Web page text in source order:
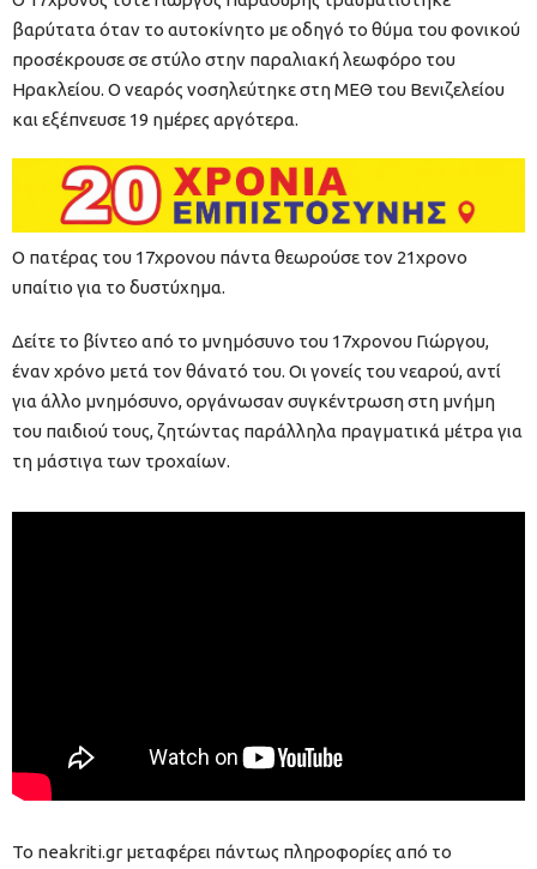
βαρύτατα όταν το αυτοκίνητο με οδηγό το θύμα του φονικού
προσέκρουσε σε στύλο στην παραλιακή λεωφόρο του
Ηρακλείου. Ο νεαρός νοσηλεύτηκε στη ΜΕΘ του Βενιζελείου
και εξέπνευσε 19 ημέρες αργότερα.
Ο πατέρας του 17χρονου πάντα θεωρούσε τον 21χρονο
υπαίτιο για το δυστύχημα.
Δείτε το βίντεο από το μνημόσυνο του 17χρονου Γιώργου,
έναν χρόνο μετά τον θάνατό του. Οι γονείς του νεαρού, αντί
για άλλο μνημόσυνο, οργάνωσαν συγκέντρωση στη μνήμη
του παιδιού τους, ζητώντας παράλληλα πραγματικά μέτρα για
τη μάστιγα των τροχαίων.
Το neakriti.gr μεταφέρει πάντως πληροφορίες από το